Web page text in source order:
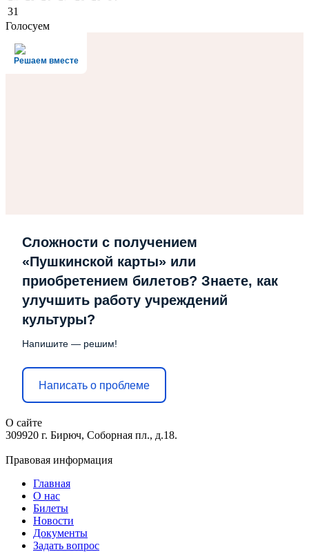
31
Голосуем
Решаем вместе
Сложности с получением
«Пушкинской карты» или
приобретением билетов? Знаете, как
улучшить работу учреждений
культуры?
Напишите — решим!
Написать о проблеме
О сайте
309920 г. Бирюч, Соборная пл., д.18.
Правовая информация
Главная
О нас
Билеты
Новости
Документы
Задать вопрос